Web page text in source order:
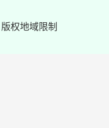
版权地域限制